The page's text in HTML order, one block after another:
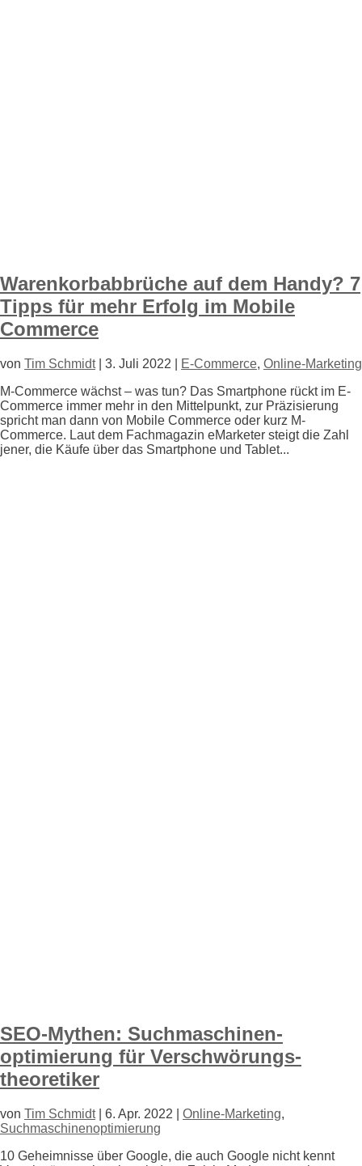
Warenkorbabbrüche auf dem Handy? 7
Tipps für mehr Erfolg im Mobile
Commerce
von Tim Schmidt| 3. Juli 2022 E-Commerce, Online-Marketing
M-Commerce wächst – was tun? Das Smartphone rückt im E-
Commerce immer mehr in den Mittelpunkt, zur Präzisierung
spricht man dann von Mobile Commerce oder kurz M-
Commerce. Laut dem Fachmagazin eMarketer steigt die Zahl
jener, die Käufe über das Smartphone und Tablet...
SEO-Mythen: Suchmaschinen­
optimierung für Verschwörungs­
theoretiker
von Tim Schmidt| 6. Apr. 2022 Online-Marketing,
Suchmaschinenoptimierung
10 Geheimnisse über Google, die auch Google nicht kennt